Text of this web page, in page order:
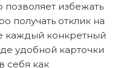
позволяет избежать
получать отклик на
каждый конкретный
удобной карточки
себя как